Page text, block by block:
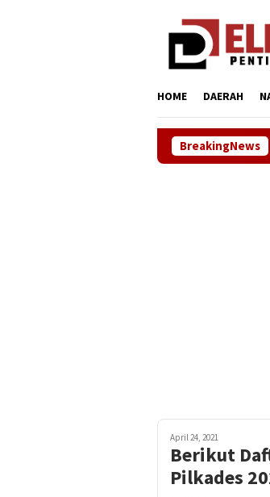
HOME DAERAH
BreakingNews
Bupati Aep
April 24, 2021
Berikut
Pilkades